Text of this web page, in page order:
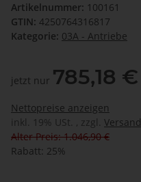
Artikelnummer: 100161
GTIN: 4250764316817
Kategorie: 03A - Antriebe
jetzt nur 785,18 €
Nettopreise anzeigen
inkl. 19% USt. , zzgl. Versand
Alter Preis: 1.046,90 €
Rabatt: 25%